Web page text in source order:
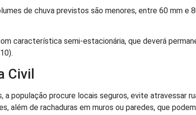
de chuva previstos são menores, entre 60 mm
característica semi-estacionária, que deverá
Civil
a população procure locais seguros, evite atravessar
além de rachaduras em muros ou paredes, que